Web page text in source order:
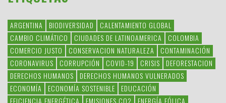
ARGENTINA BIODIVERSIDAD
CALENTAMIENTO GLOBAL
CAMBIO CLIMÁTICO
CIUDADES DE LATINOAMERICA
COLOMBIA
COMERCIO JUSTO
CONSERVACION NATURALEZA
CONTAMINACIÓN
CORONAVIRUS
CORRUPCIÓN COVID-19 CRISIS
DEFORESTACION
DERECHOS HUMANOS
DERECHOS HUMANOS VULNERADOS
ECONOMÍA
ECONOMÍA SOSTENIBLE
EDUCACIÓN
EFICIENCIA ENERGÉTICA
EMISIONES CO2 ENERGÍA EÓLICA